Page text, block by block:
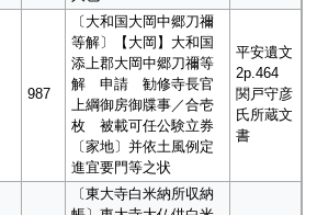
987
〔大和国大岡中郷刀禰
等解〕【大岡】大和国
添上郡大岡中郷刀禰等
解 申請 勧修寺長官
上綱御房御牒事／合壱
枚 被載可任公験立券
〔家地〕并依土風例定
進宜要門等之状
平安遺文
2p.464
関戸守彦
氏所蔵文
書
〔東大寺白米納所収納